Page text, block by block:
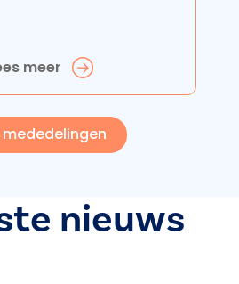
meer
mededelingen
nieuws